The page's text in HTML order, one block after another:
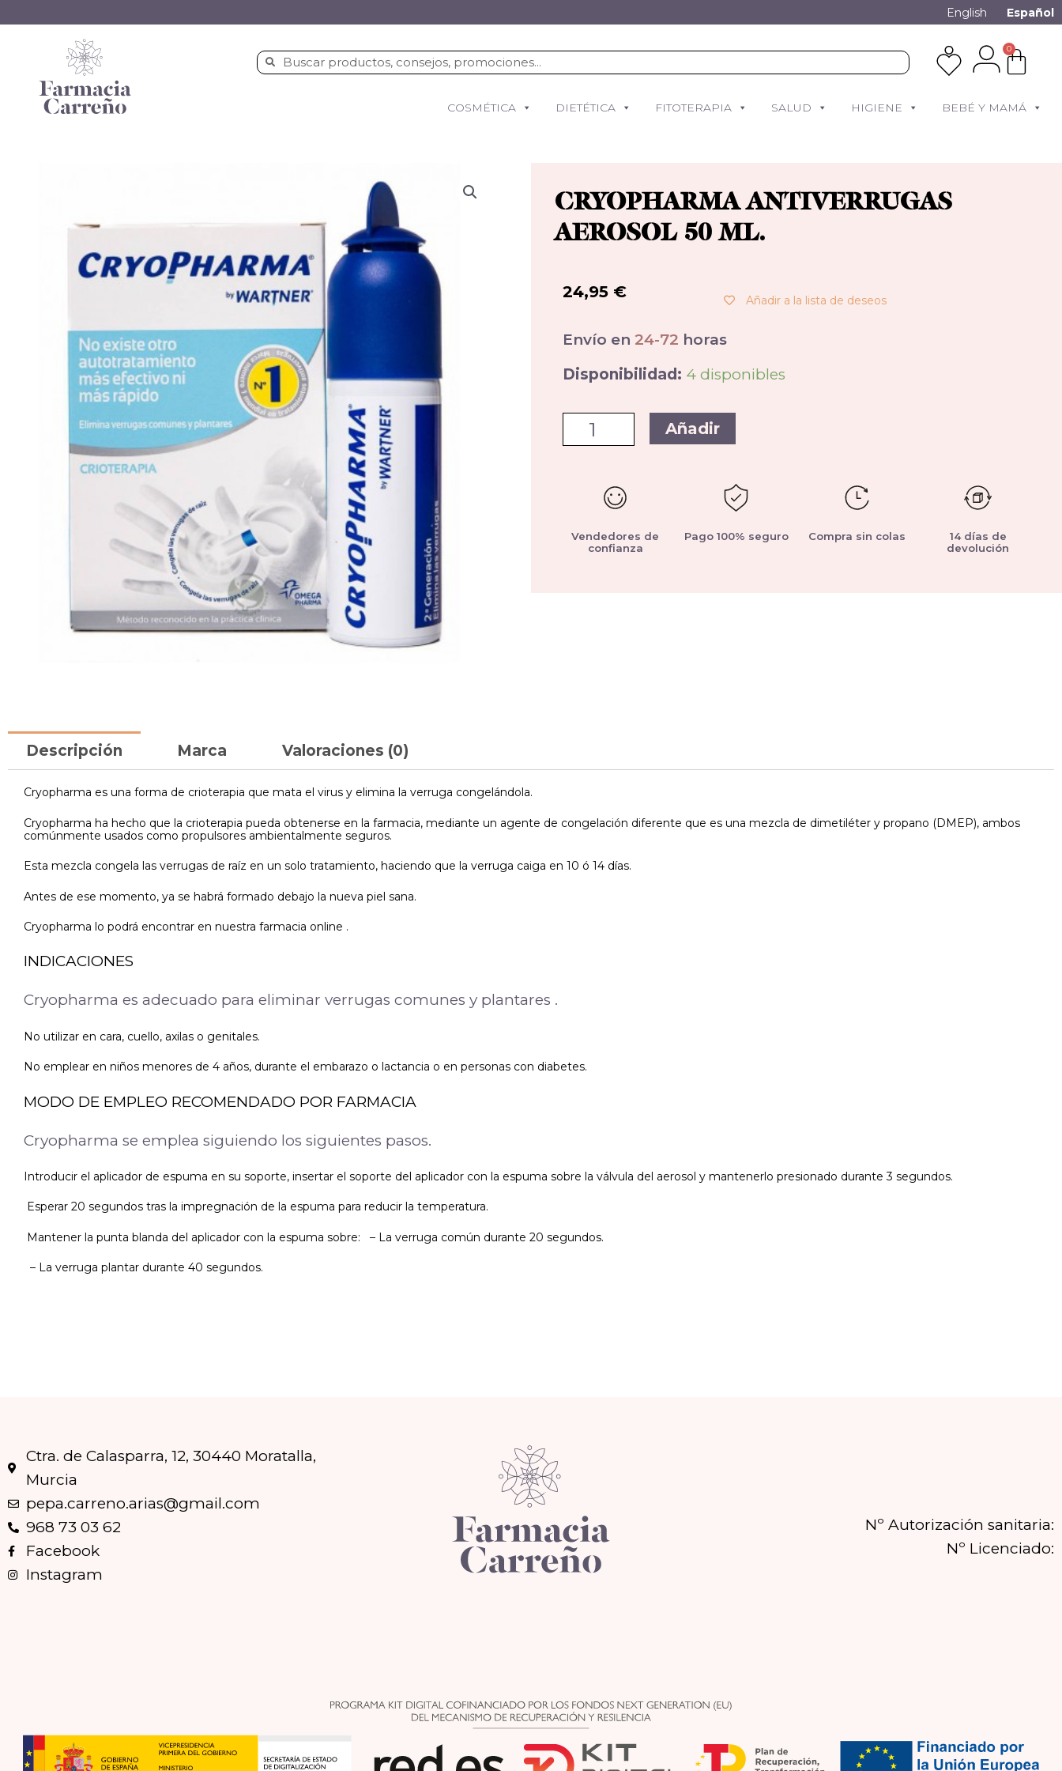
English Español
0
COSMÉTICA DIETÉTICA FITOTERAPIA SALUD HIGIENE BEBÉ Y MAMÁ
CRYOPHARMA ANTIVERRUGAS
AEROSOL 50 ML.
24,95 € Añadir a la lista de deseos
Envío en 24-72 horas
Disponibilidad: 4 disponibles
Añadir
Vendedores de
confianza
Pago 100% seguro Compra sin colas
14 días de
devolución
Descripción Marca Valoraciones (0)
Cryopharma es una forma de crioterapia que mata el virus y elimina la verruga congelándola.
Cryopharma ha hecho que la crioterapia pueda obtenerse en la farmacia, mediante un agente de congelación diferente que es una mezcla de dimetiléter y propano (DMEP), ambos
comúnmente usados como propulsores ambientalmente seguros.
Esta mezcla congela las verrugas de raíz en un solo tratamiento, haciendo que la verruga caiga en 10 ó 14 días.
Antes de ese momento, ya se habrá formado debajo la nueva piel sana.
Cryopharma lo podrá encontrar en nuestra farmacia online .
INDICACIONES
Cryopharma es adecuado para eliminar verrugas comunes y plantares .
No utilizar en cara, cuello, axilas o genitales.
No emplear en niños menores de 4 años, durante el embarazo o lactancia o en personas con diabetes.
MODO DE EMPLEO RECOMENDADO POR FARMACIA
Cryopharma se emplea siguiendo los siguientes pasos.
Introducir el aplicador de espuma en su soporte, insertar el soporte del aplicador con la espuma sobre la válvula del aerosol y mantenerlo presionado durante 3 segundos.
Esperar 20 segundos tras la impregnación de la espuma para reducir la temperatura.
Mantener la punta blanda del aplicador con la espuma sobre: – La verruga común durante 20 segundos.
– La verruga plantar durante 40 segundos.
Ctra. de Calasparra, 12, 30440 Moratalla,
Murcia
pepa.carreno.arias@gmail.com
968 73 03 62
Facebook
Instagram
Nº Autorización sanitaria:
Nº Licenciado: